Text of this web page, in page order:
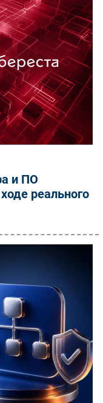
и ПО
реального